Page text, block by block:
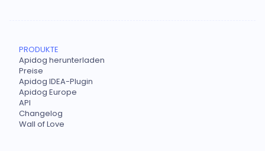
PRODUKTE
Apidog herunterladen
Preise
Apidog IDEA-Plugin
Apidog Europe
API
Changelog
Wall of Love